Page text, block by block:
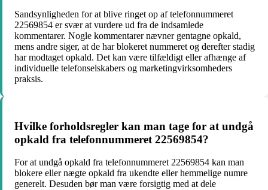
Sandsynligheden for at blive ringet op af telefonnummeret
22569854 er svær at vurdere ud fra de indsamlede
kommentarer. Nogle kommentarer nævner gentagne opkald,
mens andre siger, at de har blokeret nummeret og derefter stadig
har modtaget opkald. Det kan være tilfældigt eller afhænge af
individuelle telefonselskabers og marketingvirksomheders
praksis.
Hvilke forholdsregler kan man tage for at undgå
opkald fra telefonnummeret 22569854?
For at undgå opkald fra telefonnummeret 22569854 kan man
blokere eller nægte opkald fra ukendte eller hemmelige numre
generelt. Desuden bør man være forsigtig med at dele